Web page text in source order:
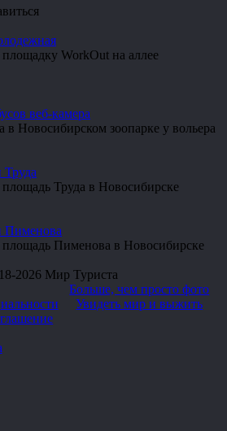
WorkOut на аллее
веб-камера
в Новосибирском зоопарке у вольера
Труда в Новосибирске
Пименова
площадь Пименова в Новосибирске
2026 Мир Туриста
Больше, чем просто фото
Увидеть мир и выжить